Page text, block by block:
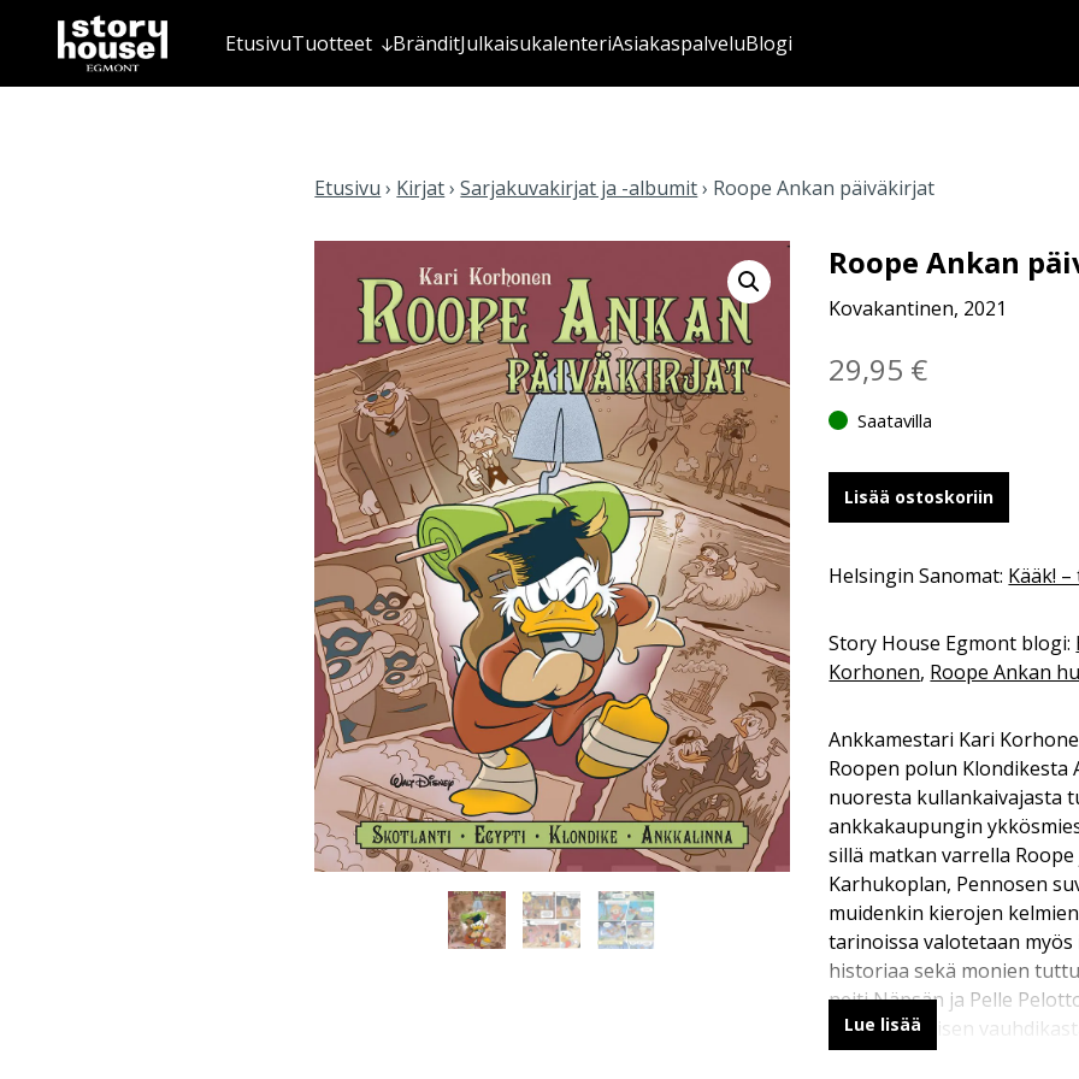
EtusivuTuotteet BränditJulkaisukalenteriAsiakaspalveluBlogi
Etusivu › Kirjat›Sarjakuvakirjat ja -albumit› Roope Ankan päiväkirjat
Roope Ankan
Kovakantinen, 2021
29,95 €
Saatavilla
Lisää ostoskoriin
Helsingin Sanomat: Kääk!
Story House Egmont blogi:
Korhonen, Roope Ankan
Ankkamestari Kari
Roopen polun Klondikesta
nuoresta kullankaivajasta
ankkakaupungin
sillä matkan varrella
Karhukoplan, Pennosen
muidenkin kierojen
tarinoissa valotetaan
historiaa sekä monien
neiti Näpsän ja Pelle
on historiallisen
mukaansatempaavaa
Lue lisää